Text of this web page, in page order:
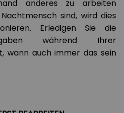
anderes zu arbeiten
sind, wird dies
Erledigen Sie die
während Ihrer
wann auch immer das sein